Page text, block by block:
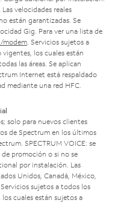
velocidades reales
están garantizadas. Se
Gig. Para ver una lista de
modem. Servicios sujetos a
los cuales están
las áreas. Se aplican
Internet está respaldado
mediante una red HFC.
solo para nuevos clientes
de Spectrum en los últimos
SPECTRUM VOICE: se
promoción o si no se
por instalación. Las
Unidos, Canadá, México,
sujetos a todos los
cuales están sujetos a